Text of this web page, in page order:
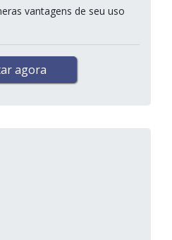
vantagens de seu uso
agora